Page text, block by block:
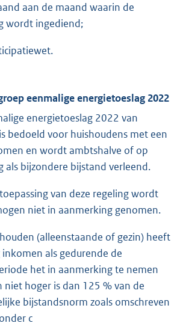
aan de maand waarin de
wordt ingediend;
eenmalige energietoeslag 2022
energietoeslag 2022 van
bedoeld voor huishoudens met een
en wordt ambtshalve of op
als bijzondere bijstand verleend.
van deze regeling wordt
niet in aanmerking genomen.
(alleenstaande of gezin) heeft
inkomen als gedurende de
het in aanmerking te nemen
niet hoger is dan 125 % van de
bijstandsnorm zoals omschreven
c